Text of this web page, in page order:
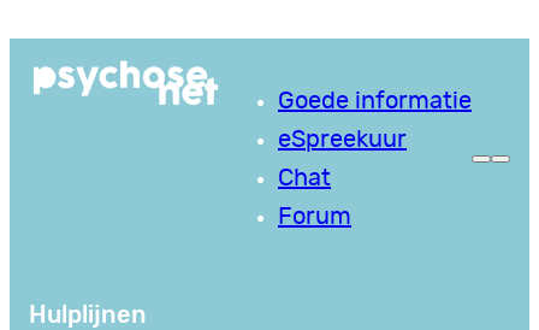
Goede informatie
eSpreekuur
Chat
Forum
Hulplijnen